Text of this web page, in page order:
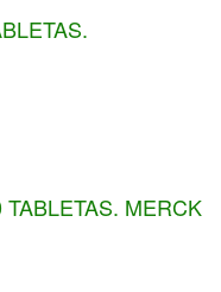
MERCK